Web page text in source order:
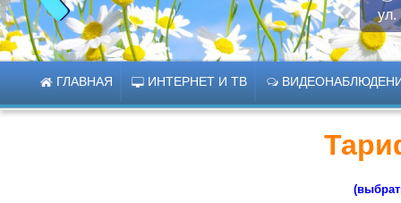
ул.
ГЛАВНАЯ ИНТЕРНЕТ И ТВ